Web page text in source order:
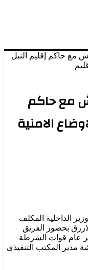
مع حاكم إقليم النيل
مع حاكم
الامنية
الداخلية المكلف
بحضور الفريق
عام قوات الشرطة
مدير المكتب التنفيذى